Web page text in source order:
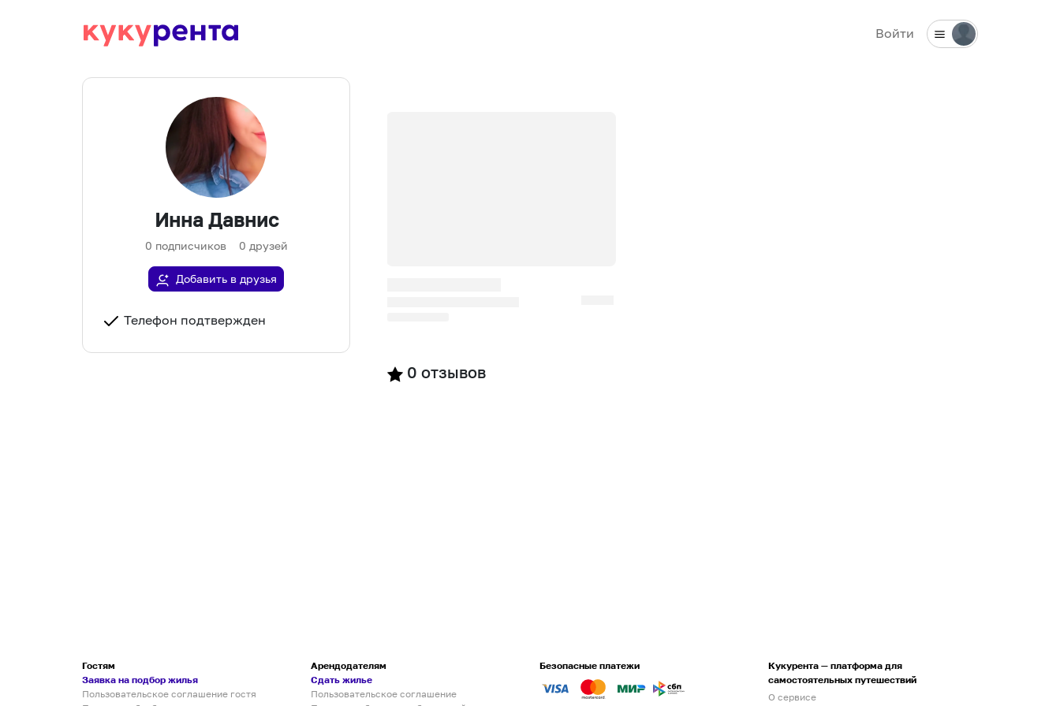
Войти
Инна Давнис
0 подписчиков 0 друзей
Добавить в друзья
Телефон подтвержден
0 отзывов
Гостям
Заявка на подбор жилья
Пользовательское соглашение гостя
Арендодателям
Сдать жилье
Пользовательское соглашение
Безопасные платежи
Кукурента — платформа для
самостоятельных путешествий
О сервисе